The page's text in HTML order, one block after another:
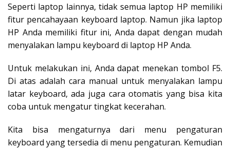
Seperti laptop lainnya, tidak semua laptop HP memiliki
fitur pencahayaan keyboard laptop. Namun jika laptop
HP Anda memiliki fitur ini, Anda dapat dengan mudah
menyalakan lampu keyboard di laptop HP Anda.
Untuk melakukan ini, Anda dapat menekan tombol F5.
Di atas adalah cara manual untuk menyalakan lampu
latar keyboard, ada juga cara otomatis yang bisa kita
coba untuk mengatur tingkat kecerahan.
Kita bisa mengaturnya dari menu pengaturan
keyboard yang tersedia di menu pengaturan. Kemudian